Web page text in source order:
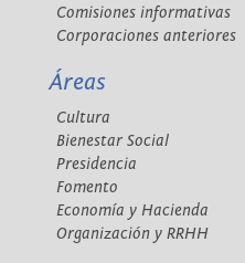
Comisiones informativas
Corporaciones anteriores
Áreas
Cultura
Bienestar Social
Presidencia
Fomento
Economía y Hacienda
Organización y RRHH